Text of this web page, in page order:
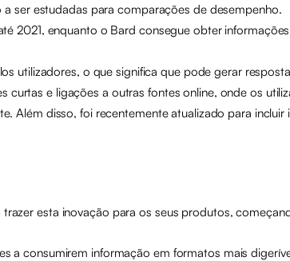
ser estudadas para comparações de desempenho.
2021, enquanto o Bard consegue obter
utilizadores, o que significa que pode gerar
e ligações a outras fontes online, onde os
Além disso, foi recentemente atualizado para incluir
esta inovação para os seus produtos,
a consumirem informação em formatos mais